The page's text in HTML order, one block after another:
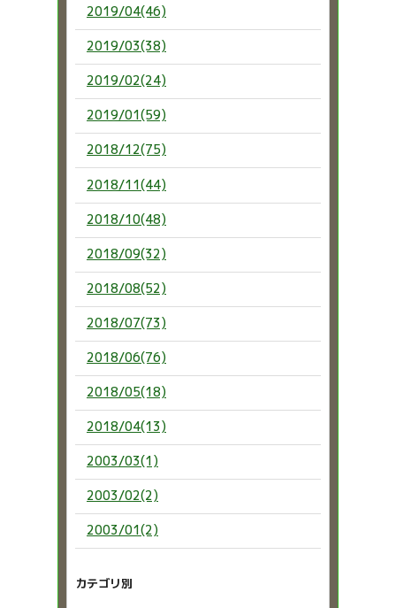
2019/04(46)
2019/03(38)
2019/02(24)
2019/01(59)
2018/12(75)
2018/11(44)
2018/10(48)
2018/09(32)
2018/08(52)
2018/07(73)
2018/06(76)
2018/05(18)
2018/04(13)
2003/03(1)
2003/02(2)
2003/01(2)
カテゴリ別